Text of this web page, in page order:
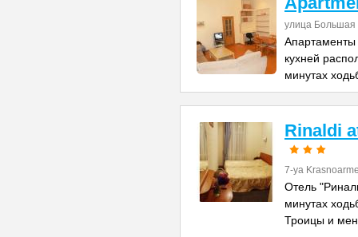
улица Большая
кухней
минутах
Rinaldi
7-ya
Отель
минутах
Троицы и